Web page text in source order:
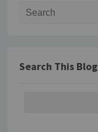
Search for:
Search This Blog